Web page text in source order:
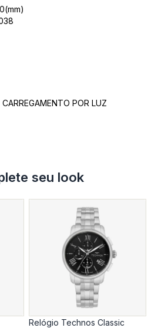
POR LUZ
seu look
Relógio Technos Classic